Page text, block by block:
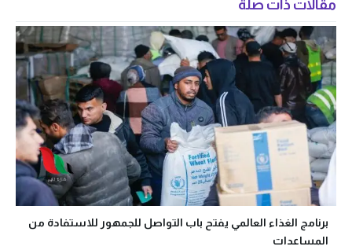
مقالات ذات صلة
برنامج الغذاء العالمي يفتح باب التواصل للجمهور للاستفادة من
المساعدات